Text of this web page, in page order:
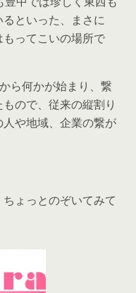
といった、まさに
ってこいの場所で
ら何かが始まり、繋
ので、従来の縦割り
や地域、企業の繋が
ょっとのぞいてみて